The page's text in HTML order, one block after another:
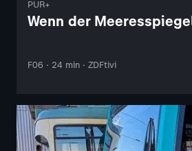
PUR+
Wenn der
F06 · 24 min · ZDFtivi